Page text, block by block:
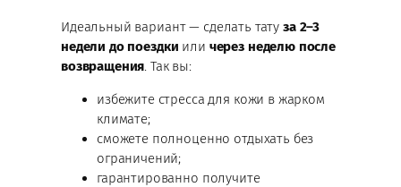
Идеальный вариант — сделать татуза 2–3
недели до поездки или через неделю после
возвращения. Так вы:
избежите стресса для кожи в жарком
климате;
сможете полноценно отдыхать без
ограничений;
гарантированно получите